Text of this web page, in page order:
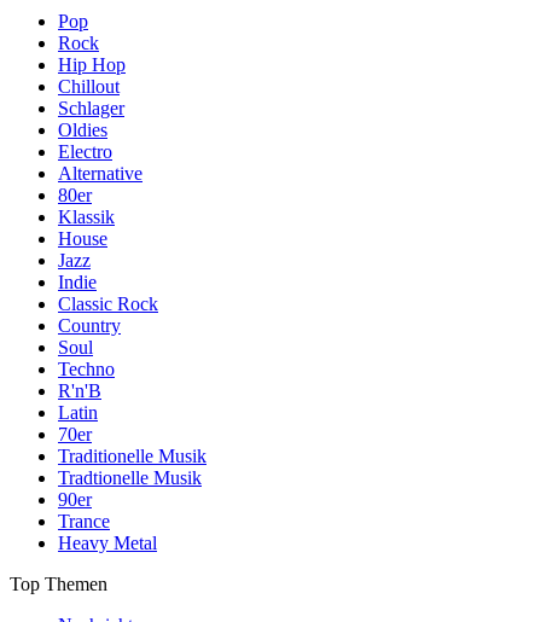
Pop
Rock
Hip Hop
Chillout
Schlager
Oldies
Electro
Alternative
80er
Klassik
House
Jazz
Indie
Classic Rock
Country
Soul
Techno
R'n'B
Latin
70er
Traditionelle Musik
Tradtionelle Musik
90er
Trance
Heavy Metal
Top Themen